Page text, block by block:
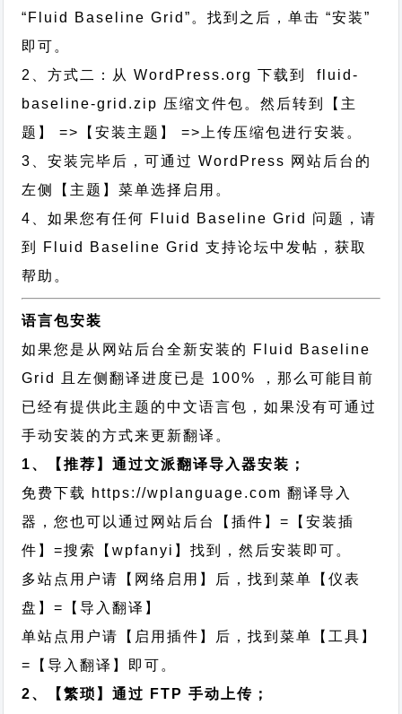
“Fluid Baseline Grid”。找到之后，单击 “安装”
即可。
2、方式二：从 WordPress.org 下载到 fluid-
baseline-grid.zip 压缩文件包。然后转到【主
题】 =>【安装主题】 =>上传压缩包进行安装。
3、安装完毕后，可通过 WordPress 网站后台的
左侧【主题】菜单选择启用。
4、如果您有任何 Fluid Baseline Grid 问题，请
到 Fluid Baseline Grid 支持论坛中发帖，获取
帮助。
语言包安装
如果您是从网站后台全新安装的 Fluid Baseline
Grid 且左侧翻译进度已是 100% ，那么可能目前
已经有提供此主题的中文语言包，如果没有可通过
手动安装的方式来更新翻译。
1、【推荐】通过文派翻译导入器安装；
免费下载 https://wplanguage.com 翻译导入
器，您也可以通过网站后台【插件】=【安装插
件】=搜索【wpfanyi】找到，然后安装即可。
多站点用户请【网络启用】后，找到菜单【仪表
盘】=【导入翻译】
单站点用户请【启用插件】后，找到菜单【工具】
=【导入翻译】即可。
2、【繁琐】通过 FTP 手动上传；